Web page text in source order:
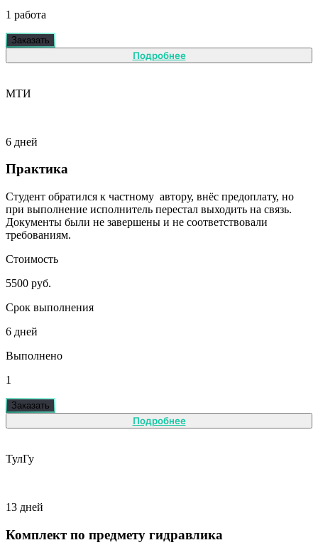
1 работа
Заказать
Подробнее
МТИ
6 дней
Практика
Студент обратился к частному автору, внёс предоплату, но
при выполнение исполнитель перестал выходить на связь.
Документы были не завершены и не соответствовали
требованиям.
Стоимость
5500 руб.
Срок выполнения
6 дней
Выполнено
1
Заказать
Подробнее
ТулГу
13 дней
Комплект по предмету гидравлика